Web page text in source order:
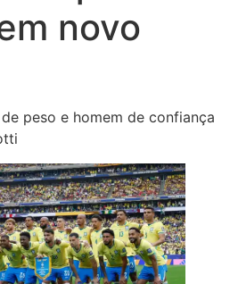
novo
peso e homem de confiança